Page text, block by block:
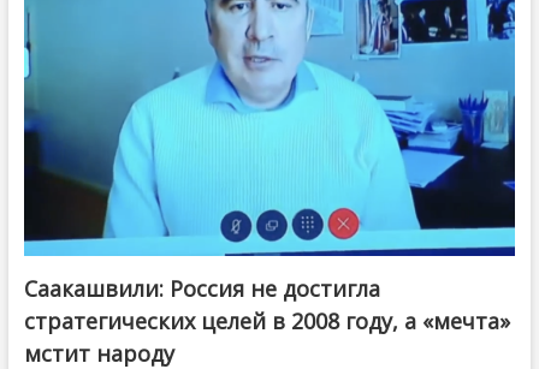
Саакашвили: Россия не достигла
стратегических целей в 2008 году, а «мечта»
мстит народу